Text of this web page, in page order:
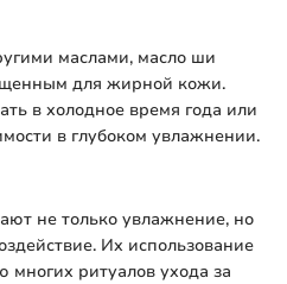
маслами, масло ши
для жирной кожи.
в холодное время года или
в глубоком увлажнении.
не только увлажнение, но
Их использование
многих ритуалов ухода за